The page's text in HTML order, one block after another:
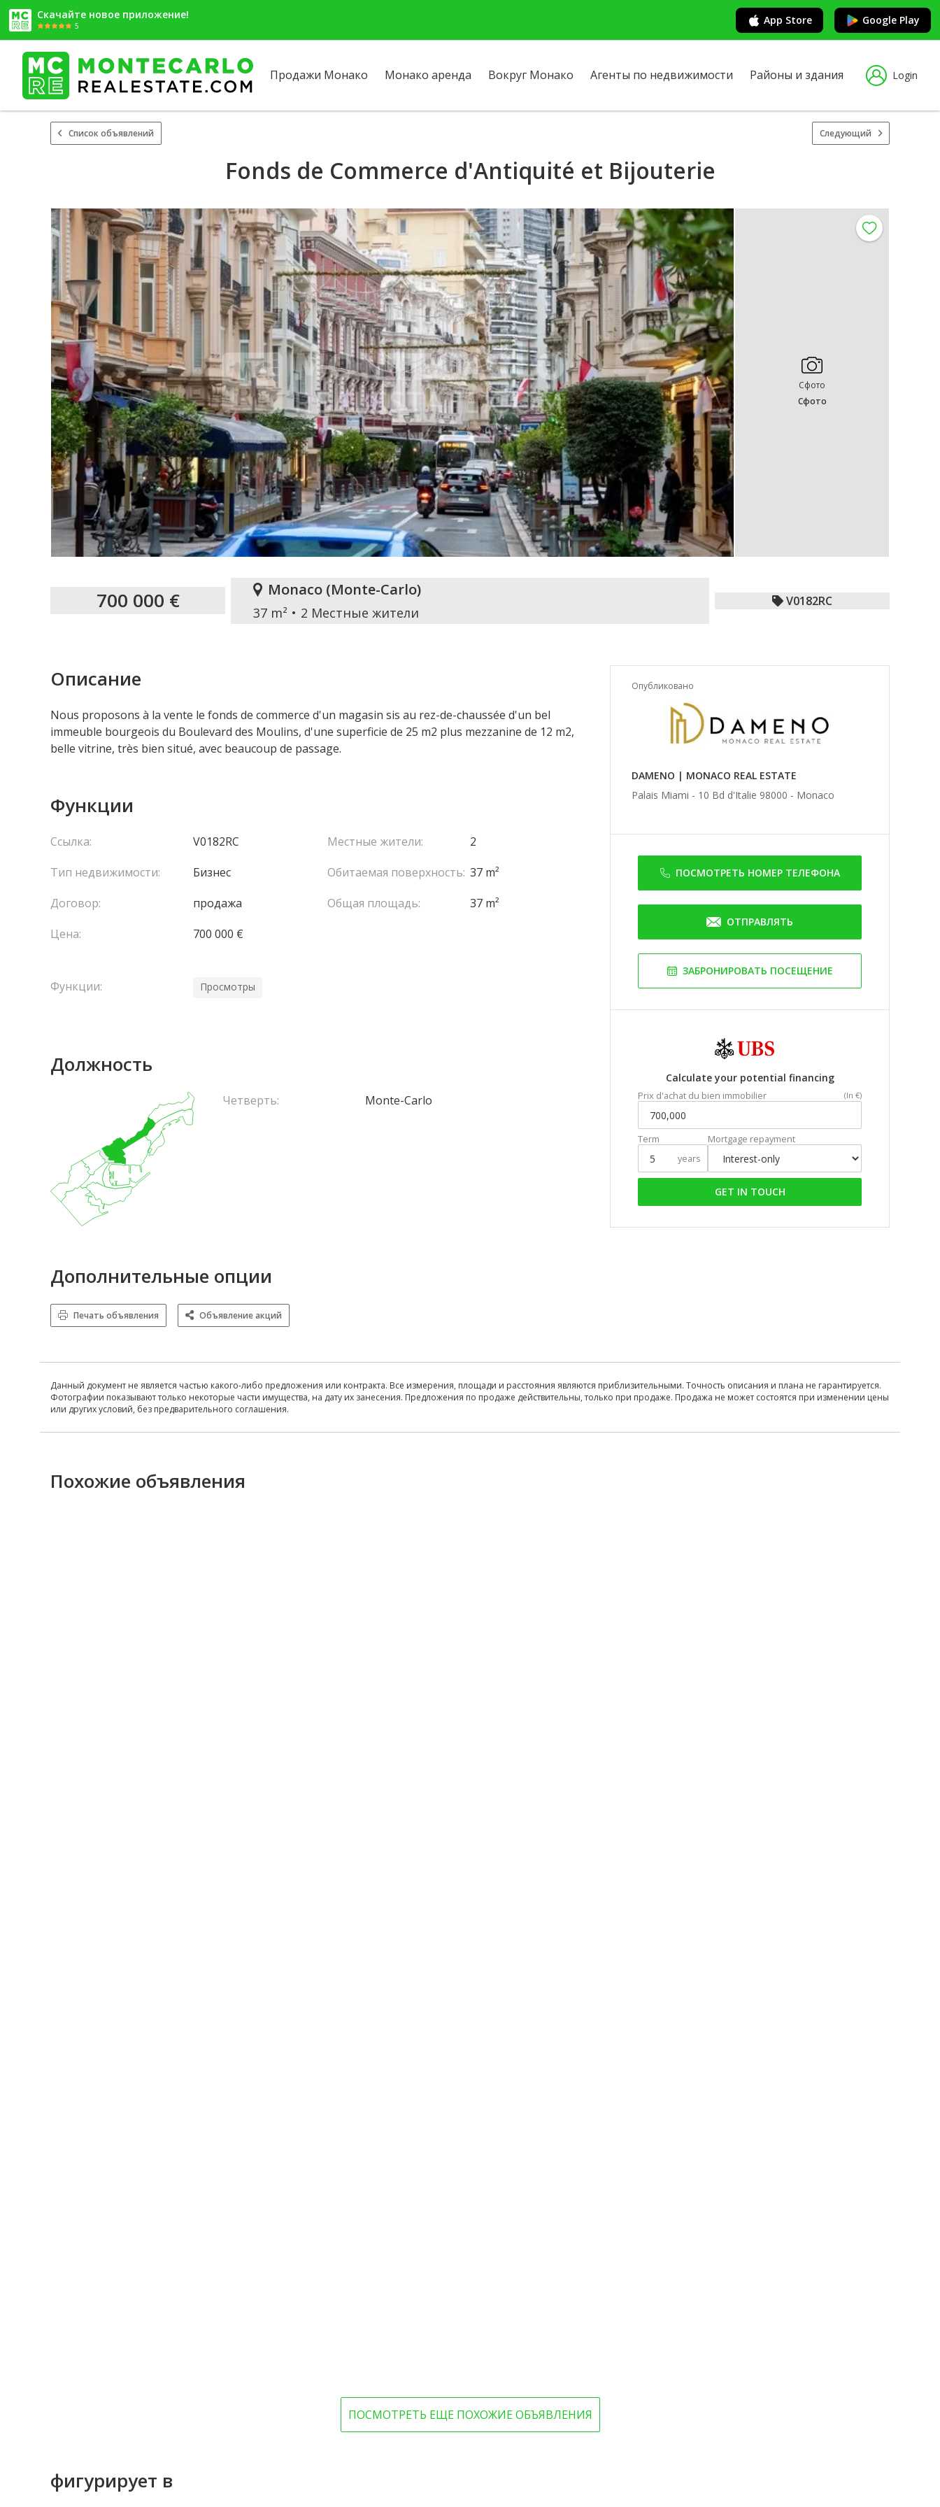
Скачайте новое приложение!
5 App Store Google Play
Продажи Монако Монако аренда Вокруг Монако Агенты по недвижимости Районы и здания Login
Список объявлений Следующий
Fonds de Commerce d'Antiquité et Bijouterie
Сфото
Сфото
700 000 € Monaco (Monte-Carlo)
37 m² 2 Местные жители
V0182RC
Опубликовано
DAMENO | MONACO REAL ESTATE
Palais Miami - 10 Bd d'Italie 98000 - Monaco
ПОСМОТРЕТЬ НОМЕР ТЕЛЕФОНА
ОТПРАВЛЯТЬ
ЗАБРОНИРОВАТЬ ПОСЕЩЕНИЕ
Calculate your potential financing
Prix d'achat du bien immobilier (In €)
Term
years
Mortgage repayment
GET IN TOUCH
Описание
Nous proposons à la vente le fonds de commerce d'un magasin sis au rez-de-chaussée d'un bel
immeuble bourgeois du Boulevard des Moulins, d'une superficie de 25 m2 plus mezzanine de 12 m2,
belle vitrine, très bien situé, avec beaucoup de passage.
Функции
Ссылка:
V0182RC
Тип недвижимости:
Бизнес
Договор:
продажа
Цена:
700 000 €
Местные жители:
2
Обитаемая поверхность: 37 m²
Общая площадь:
37 m²
Функции: Просмотры
Должность
Четверть: Monte-Carlo
Дополнительные опции
Печать объявления Объявление акций
Данный документ не является частью какого-либо предложения или контракта. Все измерения, площади и расстояния являются приблизительными. Точность описания и плана не гарантируется.
Фотографии показывают только некоторые части имущества, на дату их занесения. Предложения по продаже действительны, только при продаже. Продажа не может состоятся при изменении цены
или других условий, без предварительного соглашения.
Похожие объявления
ПОСМОТРЕТЬ ЕЩЕ ПОХОЖИЕ ОБЪЯВЛЕНИЯ
фигурирует в